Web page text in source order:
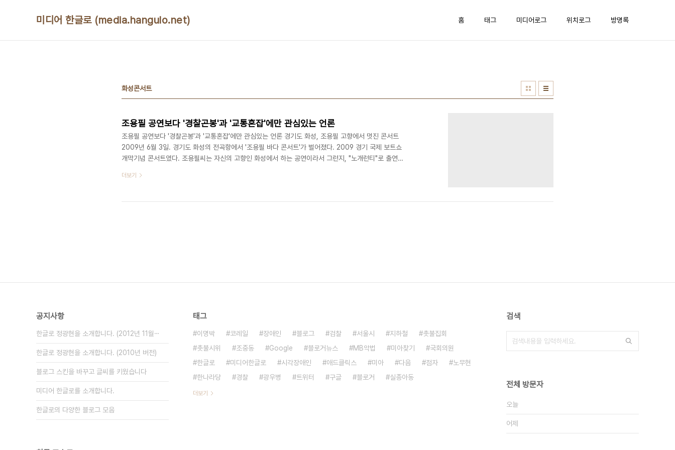
미디어 한글로 (media.hangulo.net) 홈 태그 미디어로그 위치로그 방명록
화성콘서트
조용필 공연보다 '경찰곤봉'과 '교통혼잡'에만 관심있는 언론
조용필 공연보다 '경찰곤봉'과 '교통혼잡'에만 관심있는 언론 경기도 화성, 조용필 고향에서 멋진 콘서트
2009년 6월 3일. 경기도 화성의 전곡항에서 '조용필 바다 콘서트'가 벌어졌다. 2009 경기 국제 보트쇼
개막기념 콘서트였다. 조용필씨는 자신의 고향인 화성에서 하는 공연이라서 그런지, "노개런티"로 출연했
하면 아래와 같은 순서로 진행되었다. 2009년 6월 3일 전곡항 레퍼토리 1.해바라기 2.마도요 3.일성 4.단
는 너 좋아 11.그대를 사랑해 12.추억 속의 재회 13.태양..
더보기
공지사항
한글로 정광현을 소개합니다. (2012년 11월⋯
한글로 정광현을 소개합니다. (2010년 버전)
블로그 스킨을 바꾸고 글씨를 키웠습니다
미디어 한글로를 소개합니다.
한글로의 다양한 블로그 모음
태그
이명박 코레일 장애인 블로그 검찰 서울시 지하철
촛불집회
촛불시위
조중동 Google 블로거뉴스 MB악법 미아찾기
국회의원
한글로
미디어한글로 시각장애인 애드클릭스 미아 다음 점자
노무현
한나라당
경찰 광우병 트위터 구글 블로거 실종아동
더보기
검색
전체 방문자
오늘
어제